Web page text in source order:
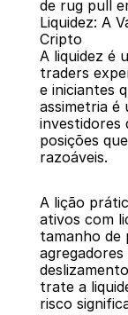
de rug pull
Liquidez: A
Cripto
A liquidez é
traders
e iniciantes
assimetria é
investidores
posições
razoáveis.
A lição
ativos com
tamanho de
trate a
risco